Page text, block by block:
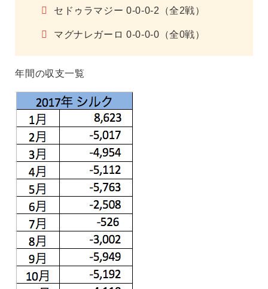
セドゥラマジー 0-0-0-2（全2戦）
マグナレガーロ 0-0-0-0（全0戦）
年間の収支一覧